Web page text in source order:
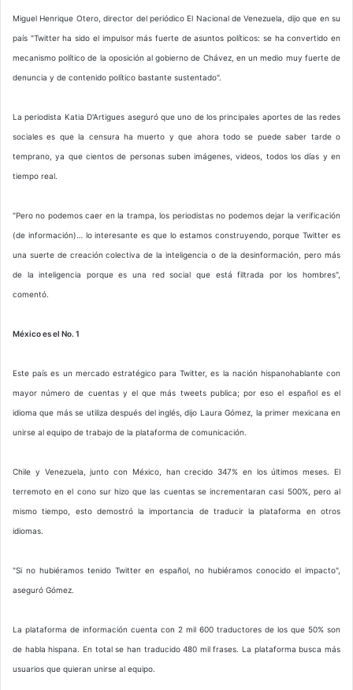
Miguel Henrique Otero, director del periódico El Nacional de Venezuela, dijo que en su
país "Twitter ha sido el impulsor más fuerte de asuntos políticos: se ha convertido en
mecanismo político de la oposición al gobierno de Chávez, en un medio muy fuerte de
denuncia y de contenido político bastante sustentado".
La periodista Katia D'Artigues aseguró que uno de los principales aportes de las redes
sociales es que la censura ha muerto y que ahora todo se puede saber tarde o
temprano, ya que cientos de personas suben imágenes, videos, todos los días y en
tiempo real.
"Pero no podemos caer en la trampa, los periodistas no podemos dejar la verificación
(de información)… lo interesante es que lo estamos construyendo, porque Twitter es
una suerte de creación colectiva de la inteligencia o de la desinformación, pero más
de la inteligencia porque es una red social que está filtrada por los hombres",
comentó.
México es el No. 1
Este país es un mercado estratégico para Twitter, es la nación hispanohablante con
mayor número de cuentas y el que más tweets publica; por eso el español es el
idioma que más se utiliza después del inglés, dijo Laura Gómez, la primer mexicana en
unirse al equipo de trabajo de la plataforma de comunicación.
Chile y Venezuela, junto con México, han crecido 347% en los últimos meses. El
terremoto en el cono sur hizo que las cuentas se incrementaran casi 500%, pero al
mismo tiempo, esto demostró la importancia de traducir la plataforma en otros
idiomas.
"Si no hubiéramos tenido Twitter en español, no hubiéramos conocido el impacto",
aseguró Gómez.
La plataforma de información cuenta con 2 mil 600 traductores de los que 50% son
de habla hispana. En total se han traducido 480 mil frases. La plataforma busca más
usuarios que quieran unirse al equipo.